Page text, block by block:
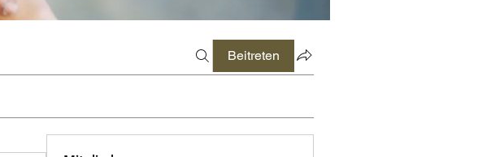
Beitreten